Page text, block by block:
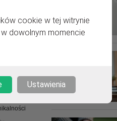
okien
została
autorskim
cookie w tej witrynie
dowolnym momencie
Ustawienia